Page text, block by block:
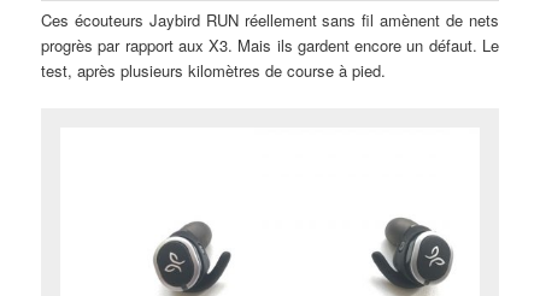
Ces écouteurs Jaybird RUN réellement sans fil amènent de nets
progrès par rapport aux X3. Mais ils gardent encore un défaut. Le
test, après plusieurs kilomètres de course à pied.